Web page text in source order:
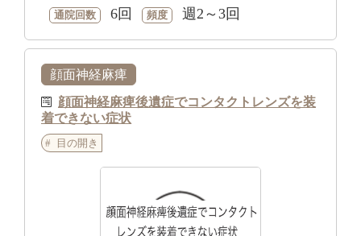
通院回数 6回 頻度 週2～3回
顔面神経麻痺
顔面神経麻痺後遺症でコンタクトレンズを装
着できない症状
目の開き